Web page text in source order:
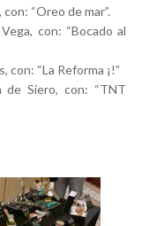
“Oreo de mar”.
con: “Bocado al
con: “La Reforma ¡!”
de Siero, con: “TNT